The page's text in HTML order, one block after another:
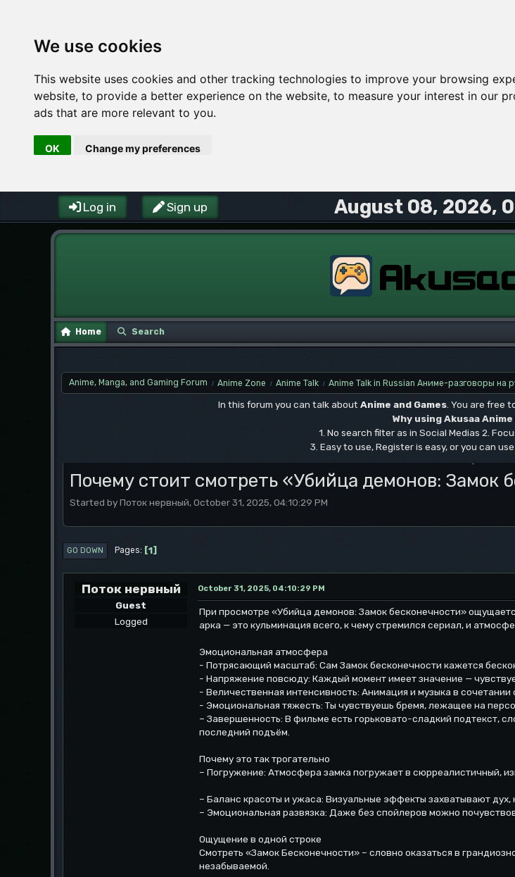
We use cookies
This website uses cookies and other tracking technologies to improve your browsing
website, to provide a better experience on the website, to measure your interest in our
ads that are more relevant to you.
OK Change my preferences
Log in Sign up August 08, 2026,
Home Search
Anime, Manga, and Gaming Forum / Anime Zone / Anime Talk / Anime Talk in Russian Аниме-разговоры на
In this forum you can talk aboutAnime and Games. You are free
Why using Akusaa
1. No search filter as in Social Medias 2.
3. Easy to use, Register is easy, or you can
.
Почему стоит смотреть «Убийца демонов: Замок
Started by Поток нервный, October 31, 2025, 04:10:29 PM
GO DOWN Pages 1
Поток нервный
Guest
Logged
October 31, 2025, 04:10:29 PM
При просмотре «Убийца демонов: Замок бесконечности»
арка — это кульминация всего, к чему стремился сериал, и
Эмоциональная атмосфера
- Потрясающий масштаб: Сам Замок бесконечности кажется
- Напряжение повсюду: Каждый момент имеет значение —
- Величественная интенсивность: Анимация и музыка в
- Эмоциональная тяжесть: Ты чувствуешь бремя, лежащее на
– Завершенность: В фильме есть горьковато-сладкий подтекст,
последний подъём.
Почему это так трогательно
– Погружение: Атмосфера замка погружает в сюрреалистичный,
– Баланс красоты и ужаса: Визуальные эффекты захватывают дух,
– Эмоциональная развязка: Даже без спойлеров можно
Ощущение в одной строке
Смотреть «Замок Бесконечности» – словно оказаться в
незабываемой.